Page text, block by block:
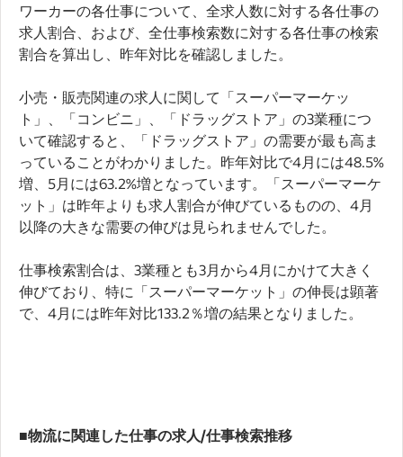
ワーカーの各仕事について、全求人数に対する各仕事の
求人割合、および、全仕事検索数に対する各仕事の検索
割合を算出し、昨年対比を確認しました。
小売・販売関連の求人に関して「スーパーマーケッ
ト」、「コンビニ」、「ドラッグストア」の3業種につ
いて確認すると、「ドラッグストア」の需要が最も高ま
っていることがわかりました。昨年対比で4月には48.5%
増、5月には63.2%増となっています。「スーパーマーケ
ット」は昨年よりも求人割合が伸びているものの、4月
以降の大きな需要の伸びは見られませんでした。
仕事検索割合は、3業種とも3月から4月にかけて大きく
伸びており、特に「スーパーマーケット」の伸長は顕著
で、4月には昨年対比133.2％増の結果となりました。
■物流に関連した仕事の求人/仕事検索推移